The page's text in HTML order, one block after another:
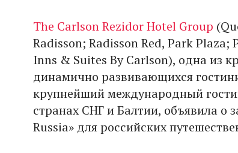
The Carlson Rezidor Hotel Group
Radisson; Radisson Red, Park
Inns & Suites By Carlson), одна из
динамично развивающихся
крупнейший международный
странах СНГ и Балтии, объявила о
Russia» для российских